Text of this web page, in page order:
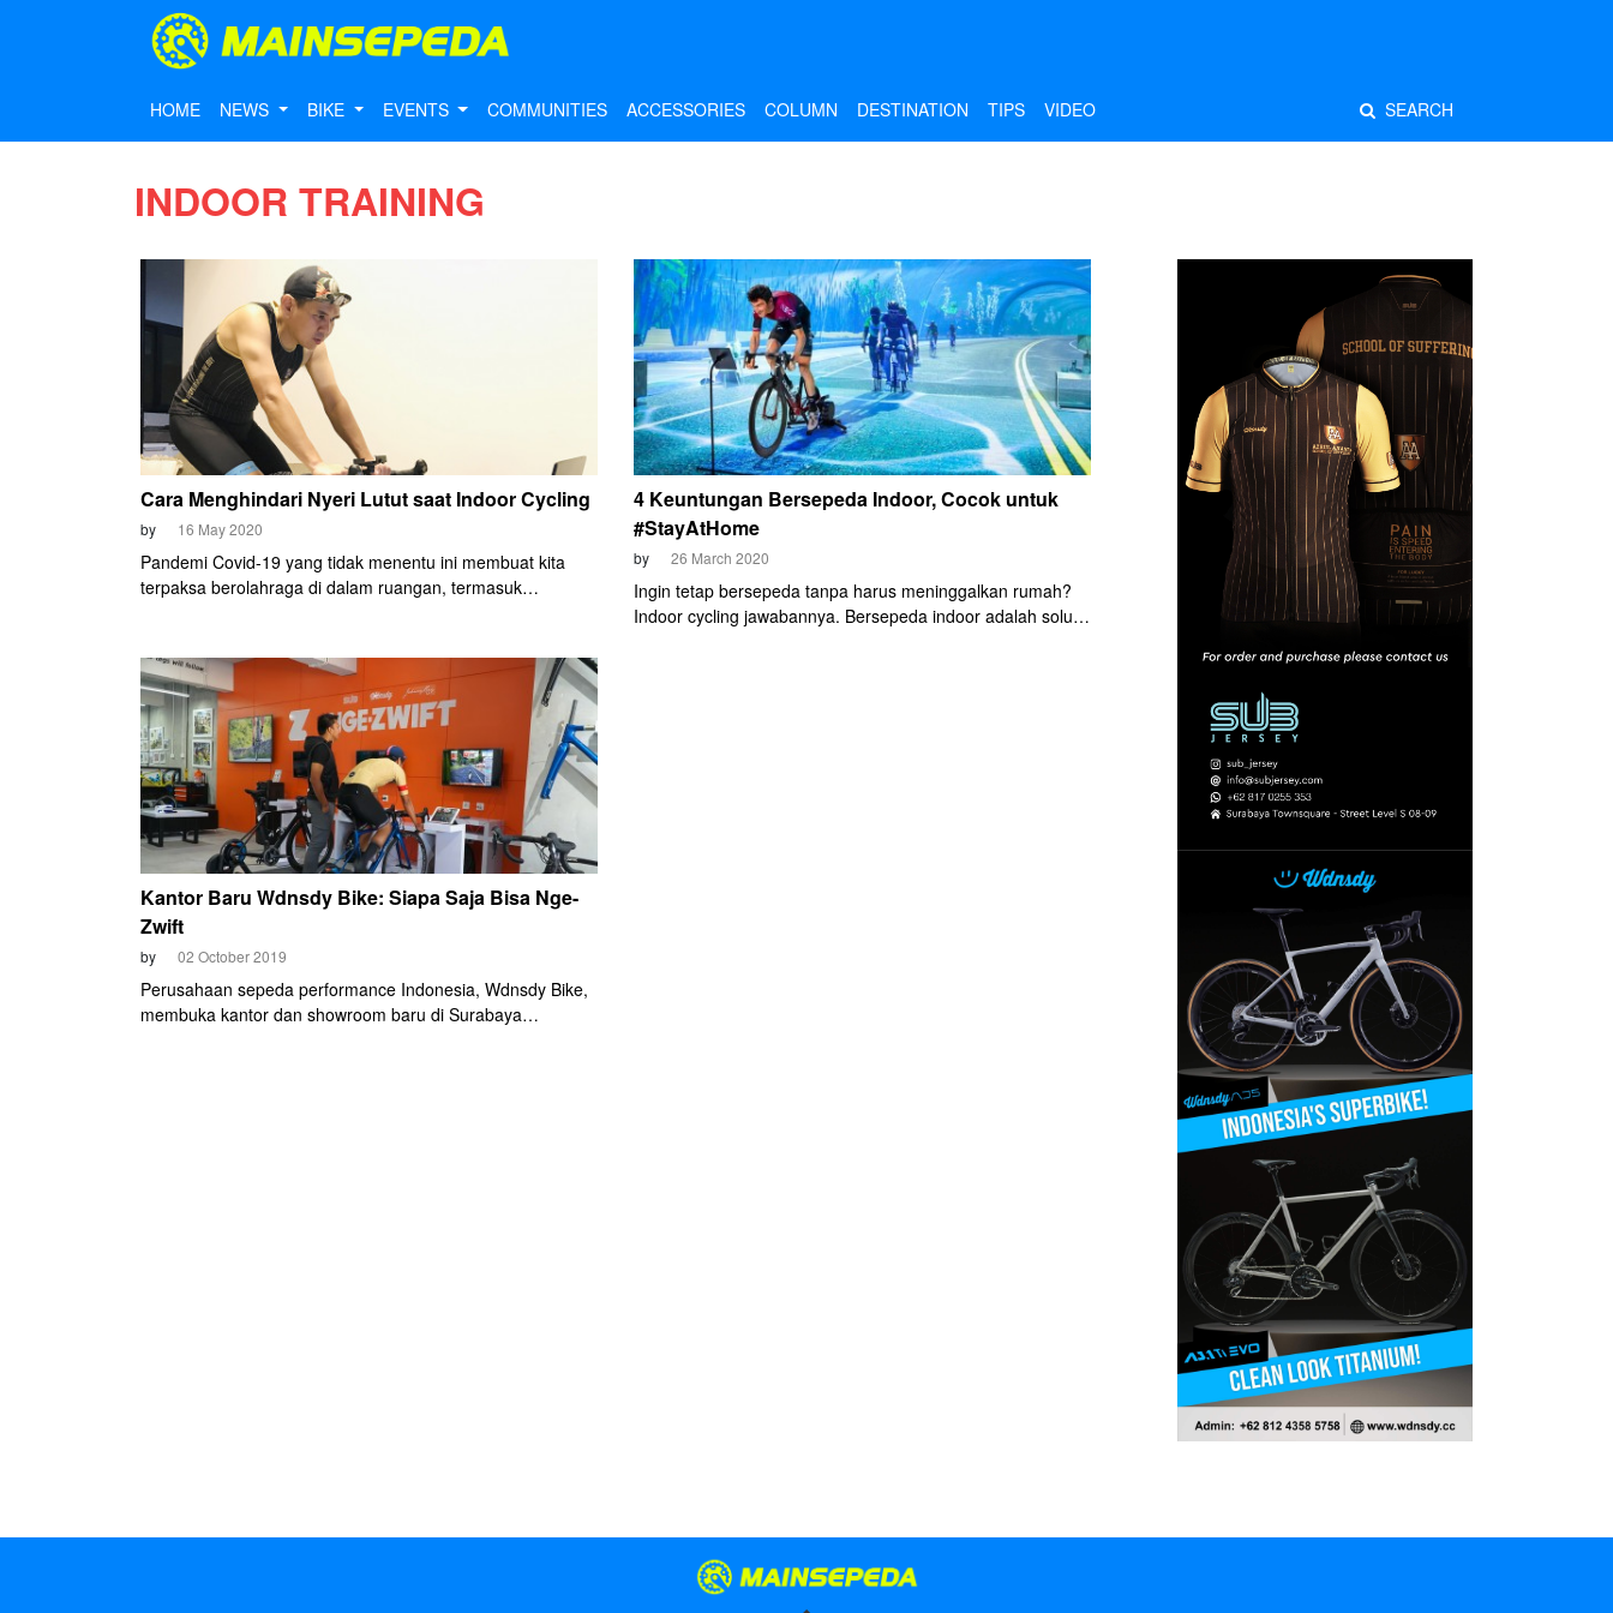
HOME NEWS BIKE EVENTS COMMUNITIES ACCESSORIES COLUMN DESTINATION TIPS VIDEO SEARCH
INDOOR TRAINING
Cara Menghindari Nyeri Lutut saat Indoor Cycling
by 16 May 2020
Pandemi Covid-19 yang tidak menentu ini membuat kita
terpaksa berolahraga di dalam ruangan, termasuk
justru menjadi menu utama sehari-hari. Konsekuensinya,
respon badan kita bisa berbeda, menimbulkan sakit yang
tidak biasa. Termasuk pada lutut.
4 Keuntungan Bersepeda Indoor, Cocok untuk
#StayAtHome
by 26 March 2020
Ingin tetap bersepeda tanpa harus meninggalkan rumah?
Indoor cycling jawabannya. Bersepeda indoor adalah solusi
Kantor Baru Wdnsdy Bike: Siapa Saja Bisa Nge-
Zwift
by 02 October 2019
Perusahaan sepeda performance Indonesia, Wdnsdy Bike,
membuka kantor dan showroom baru di Surabaya